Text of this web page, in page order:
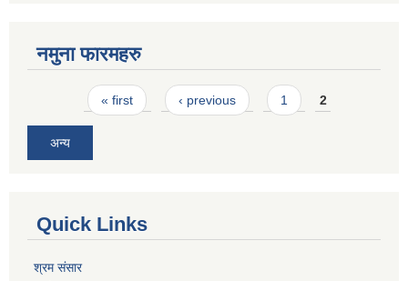
नमुना फारमहरु
Pages« first ‹ previous 1 2
अन्य
Quick Links
श्रम संसार